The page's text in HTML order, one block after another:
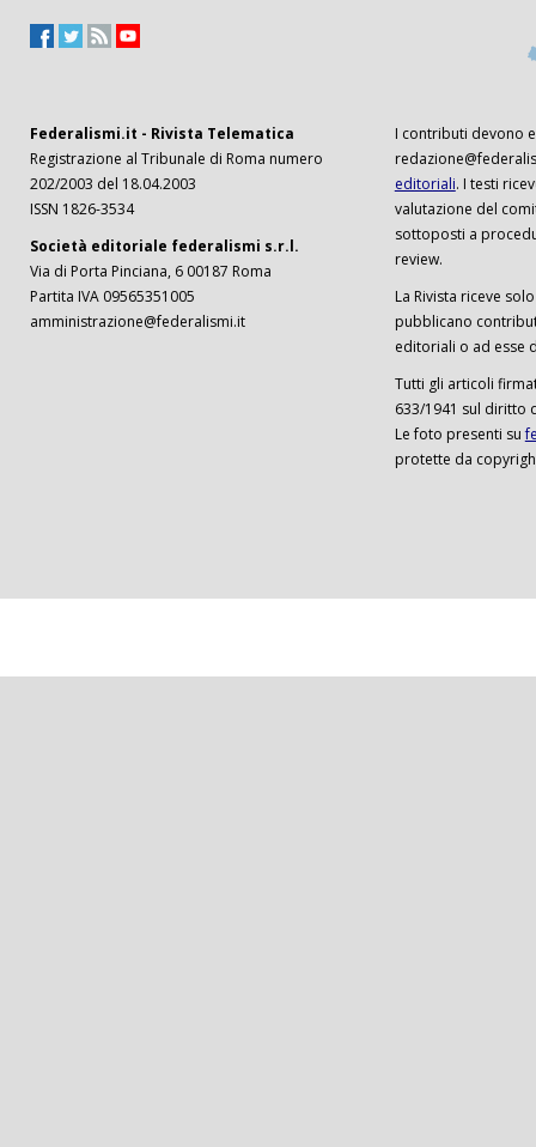
Federalismi.it - Rivista Telematica
Registrazione al Tribunale di Roma numero
202/2003 del 18.04.2003
ISSN 1826-3534
Società editoriale federalismi s.r.l.
Via di Porta Pinciana, 6 00187 Roma
Partita IVA 09565351005
amministrazione@federalismi.it
I contributi devono
editoriali. I testi
valutazione del
sottoposti a
review.
La Rivista riceve
pubblicano
editoriali o ad esse
Tutti gli articoli
633/1941 sul diritto
Le foto presenti su
protette da